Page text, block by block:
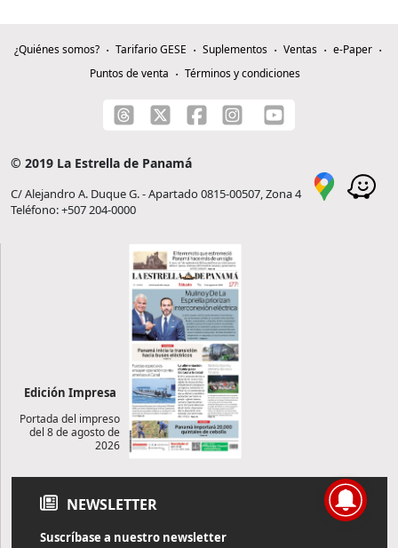
¿Quiénes somos? Tarifario GESE Suplementos Ventas
e-Paper
Puntos de venta
Términos y condiciones
© 2019 La Estrella de Panamá
C/ Alejandro A. Duque G. - Apartado 0815-00507, Zona 4
Teléfono: +507 204-0000
Edición Impresa
Portada del impreso
del 8 de agosto de
2026
NEWSLETTER
Suscríbase a nuestro newsletter